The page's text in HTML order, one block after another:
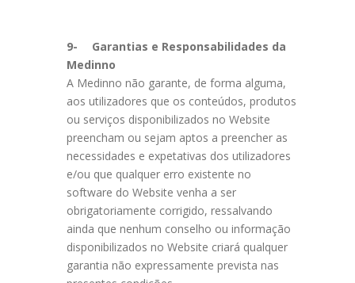
9-
Garantias e Responsabilidades da
Medinno
A Medinno não garante, de forma alguma,
aos utilizadores que os conteúdos, produtos
ou serviços disponibilizados no Website
preencham ou sejam aptos a preencher as
necessidades e expetativas dos utilizadores
e/ou que qualquer erro existente no
software do Website venha a ser
obrigatoriamente corrigido, ressalvando
ainda que nenhum conselho ou informação
disponibilizados no Website criará qualquer
garantia não expressamente prevista nas